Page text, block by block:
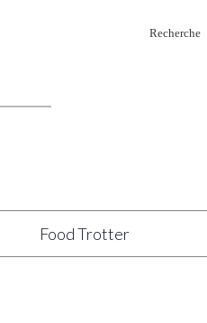
Rechercher
Food Trotter